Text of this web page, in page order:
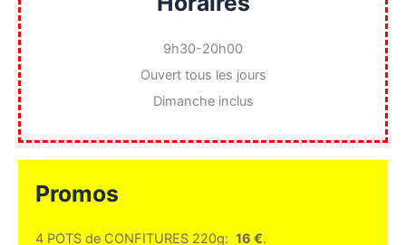
9h30-20h00
Ouvert tous les jours
Dimanche inclus
Promos
4 POTS de CONFITURES 220g: 16 €.